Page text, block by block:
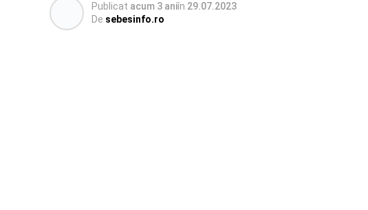
Publicat acum 3 aniîn 29.07.2023
De sebesinfo.ro